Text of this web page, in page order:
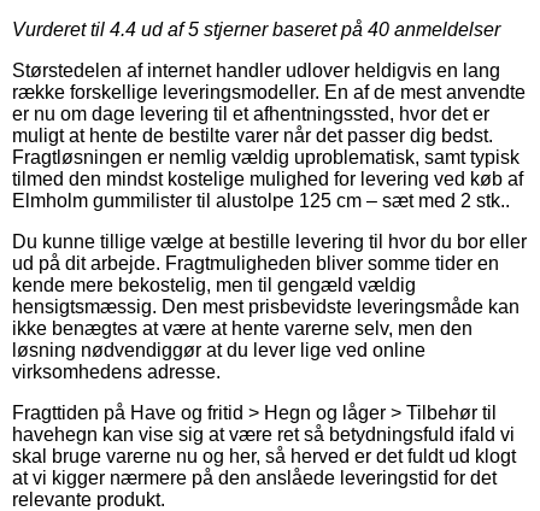
Vurderet til 4.4 ud af 5 stjerner baseret på 40 anmeldelser
Størstedelen af internet handler udlover heldigvis en lang
række forskellige leveringsmodeller. En af de mest anvendte
er nu om dage levering til et afhentningssted, hvor det er
muligt at hente de bestilte varer når det passer dig bedst.
Fragtløsningen er nemlig vældig uproblematisk, samt typisk
tilmed den mindst kostelige mulighed for levering ved køb af
Elmholm gummilister til alustolpe 125 cm – sæt med 2 stk..
Du kunne tillige vælge at bestille levering til hvor du bor eller
ud på dit arbejde. Fragtmuligheden bliver somme tider en
kende mere bekostelig, men til gengæld vældig
hensigtsmæssig. Den mest prisbevidste leveringsmåde kan
ikke benægtes at være at hente varerne selv, men den
løsning nødvendiggør at du lever lige ved online
virksomhedens adresse.
Fragttiden på Have og fritid > Hegn og låger > Tilbehør til
havehegn kan vise sig at være ret så betydningsfuld ifald vi
skal bruge varerne nu og her, så herved er det fuldt ud klogt
at vi kigger nærmere på den anslåede leveringstid for det
relevante produkt.